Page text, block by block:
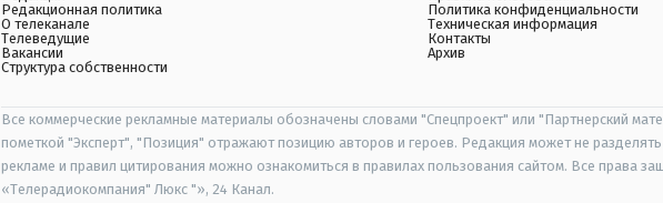
Редакционная политика
О телеканале
Телеведущие
Вакансии
Структура собственности
Политика конфиденциальности
Техническая информация
Контакты
Архив
Все коммерческие рекламные материалы обозначены словами "Спецпроект" или "Партнерский
пометкой "Эксперт", "Позиция" отражают позицию авторов и героев. Редакция может не
рекламе и правил цитирования можно ознакомиться в правилах пользования сайтом. Все права
«Телерадиокомпания" Люкс "», 24 Канал.